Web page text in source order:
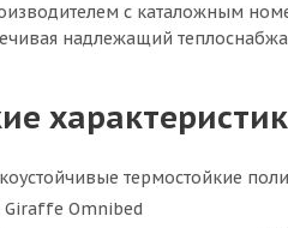
с каталожным
надлежащий
термостойкие
Giraffe Omnibed